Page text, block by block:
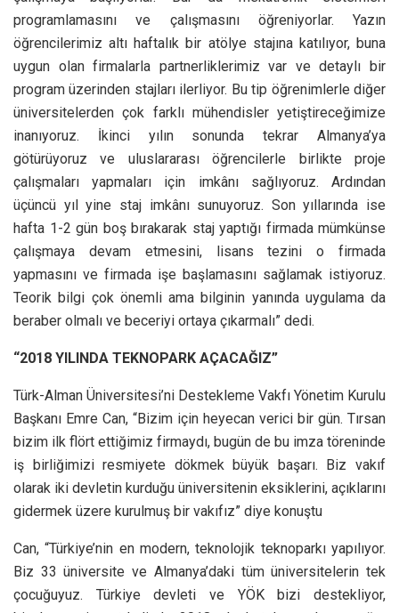
programlamasını ve çalışmasını öğreniyorlar. Yazın
öğrencilerimiz altı haftalık bir atölye stajına katılıyor, buna
uygun olan firmalarla partnerliklerimiz var ve detaylı bir
program üzerinden stajları ilerliyor. Bu tip öğrenimlerle diğer
üniversitelerden çok farklı mühendisler yetiştireceğimize
inanıyoruz. İkinci yılın sonunda tekrar Almanya’ya
götürüyoruz ve uluslararası öğrencilerle birlikte proje
çalışmaları yapmaları için imkânı sağlıyoruz. Ardından
üçüncü yıl yine staj imkânı sunuyoruz. Son yıllarında ise
hafta 1-2 gün boş bırakarak staj yaptığı firmada mümkünse
çalışmaya devam etmesini, lisans tezini o firmada
yapmasını ve firmada işe başlamasını sağlamak istiyoruz.
Teorik bilgi çok önemli ama bilginin yanında uygulama da
beraber olmalı ve beceriyi ortaya çıkarmalı” dedi.
“2018 YILINDA TEKNOPARK AÇACAĞIZ”
Türk-Alman Üniversitesi’ni Destekleme Vakfı Yönetim Kurulu
Başkanı Emre Can, “Bizim için heyecan verici bir gün. Tırsan
bizim ilk flört ettiğimiz firmaydı, bugün de bu imza töreninde
iş birliğimizi resmiyete dökmek büyük başarı. Biz vakıf
olarak iki devletin kurduğu üniversitenin eksiklerini, açıklarını
gidermek üzere kurulmuş bir vakıfız” diye konuştu
Can, “Türkiye’nin en modern, teknolojik teknoparkı yapılıyor.
Biz 33 üniversite ve Almanya’daki tüm üniversitelerin tek
çocuğuyuz. Türkiye devleti ve YÖK bizi destekliyor,